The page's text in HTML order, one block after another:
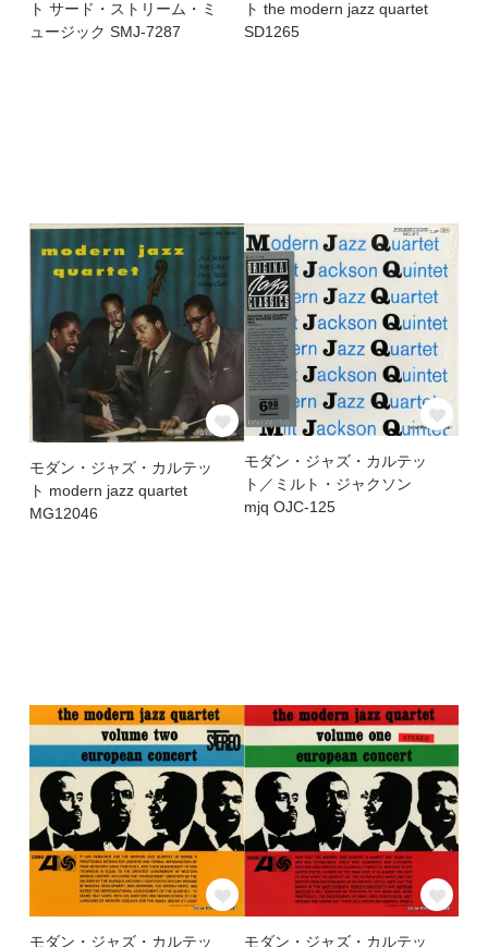
ト サード・ストリーム・ミ
ュージック SMJ-7287
ト the modern jazz quartet
SD1265
モダン・ジャズ・カルテッ
ト modern jazz quartet
MG12046
モダン・ジャズ・カルテッ
ト／ミルト・ジャクソン
mjq OJC-125
モダン・ジャズ・カルテッ
モダン・ジャズ・カルテッ